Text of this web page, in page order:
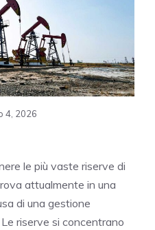
4, 2026
le più vaste riserve di
attualmente in una
di una gestione
riserve si concentrano